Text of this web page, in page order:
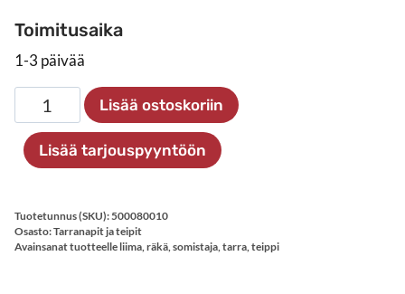
Toimitusaika
1-3 päivää
Ikkunateippi,
tahraamaton,
100
kpl
Lisää ostoskoriin
Lisää tarjouspyyntöön
Tuotetunnus (SKU):500080010
Osasto:Tarranapit ja teipit
Avainsanat tuotteelle liima räkä somistaja tarra teippi